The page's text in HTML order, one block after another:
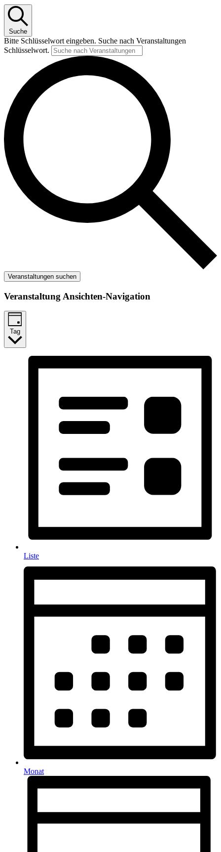
Suche
Bitte Schlüsselwort eingeben. Suche nach Veranstaltungen
Schlüsselwort.
Veranstaltungen suchen
Veranstaltung Ansichten-Navigation
Tag
Liste
Monat